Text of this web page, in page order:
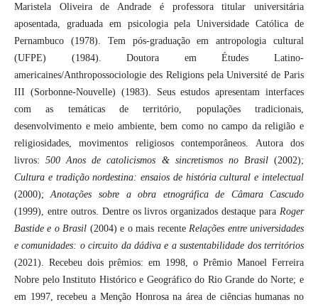
Maristela Oliveira de Andrade é professora titular universitária
aposentada, graduada em psicologia pela Universidade Católica de
Pernambuco (1978). Tem pós-graduação em antropologia cultural
(UFPE) (1984). Doutora em Études Latino-
americaines/Anthropossociologie des Religions pela Université de Paris
III (Sorbonne-Nouvelle) (1983). Seus estudos apresentam interfaces
com as temáticas de território, populações tradicionais,
desenvolvimento e meio ambiente, bem como no campo da religião e
religiosidades, movimentos religiosos contemporâneos. Autora dos
livros:500 Anos de catolicismos & sincretismos no Brasil(2002);
Cultura e tradição nordestina: ensaios de história cultural e intelectual
(2000);Anotações sobre a obra etnográfica de Câmara Cascudo
(1999), entre outros. Dentre os livros organizados destaque para Roger
Bastide e o Brasil (2004) e o mais recente Relações entre universidades
e comunidades: o circuito da dádiva e a sustentabilidade dos territórios
(2021). Recebeu dois prêmios: em 1998, o Prêmio Manoel Ferreira
Nobre pelo Instituto Histórico e Geográfico do Rio Grande do Norte; e
em 1997, recebeu a Menção Honrosa na área de ciências humanas no